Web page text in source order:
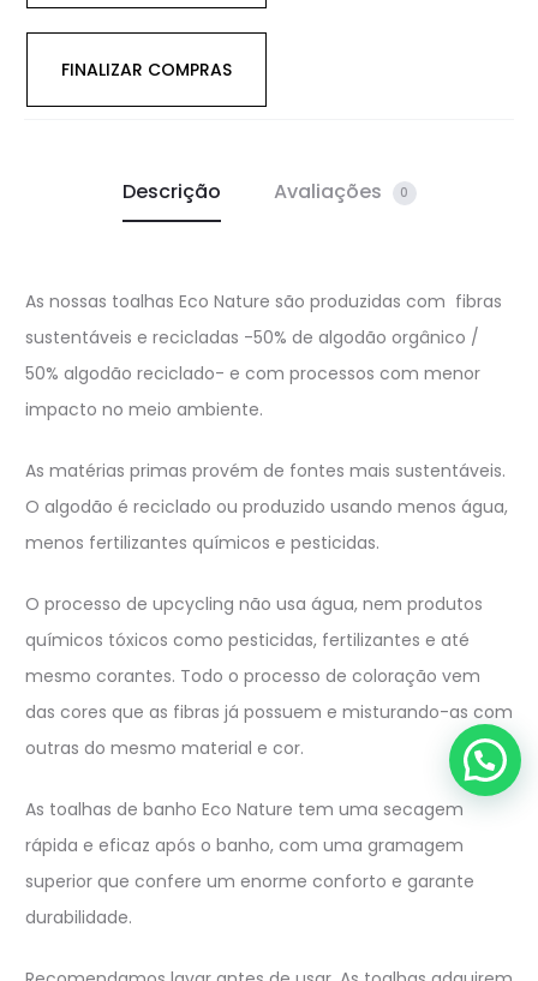
FINALIZAR COMPRAS
Descrição Avaliações 0
As nossas toalhas Eco Nature são produzidas com fibras
sustentáveis e recicladas -50% de algodão orgânico /
50% algodão reciclado- e com processos com menor
impacto no meio ambiente.
As matérias primas provém de fontes mais sustentáveis.
O algodão é reciclado ou produzido usando menos água,
menos fertilizantes químicos e pesticidas.
O processo de upcycling não usa água, nem produtos
químicos tóxicos como pesticidas, fertilizantes e até
mesmo corantes. Todo o processo de coloração vem
das cores que as fibras já possuem e misturando-as com
outras do mesmo material e cor.
As toalhas de banho Eco Nature tem uma secagem
rápida e eficaz após o banho, com uma gramagem
superior que confere um enorme conforto e garante
durabilidade.